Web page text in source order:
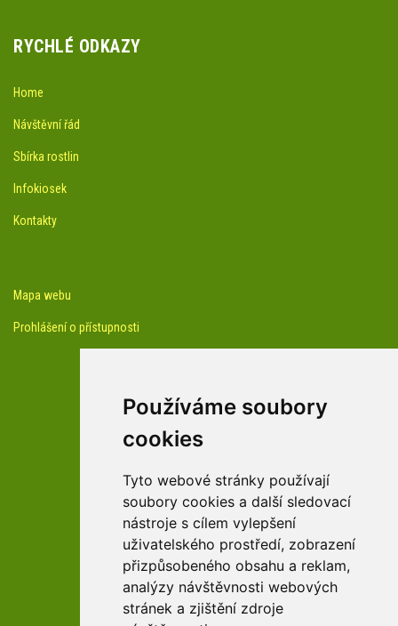
Používáme soubory
cookies
Tyto webové stránky používají
soubory cookies a další sledovací
nástroje s cílem vylepšení
uživatelského prostředí, zobrazení
přizpůsobeného obsahu a reklam,
analýzy návštěvnosti webových
stránek a zjištění zdroje
RYCHLÉ ODKAZY
Home
Návštěvní řád
Sbírka rostlin
Infokiosek
Kontakty
Mapa webu
Prohlášení o přístupnosti
Youtube kanál arboreta